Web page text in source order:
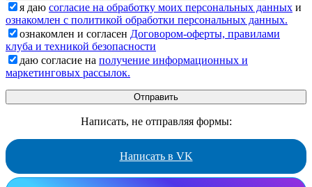
я даю согласие на обработку моих персональных данных и
ознакомлен с политикой обработки персональных данных.
ознакомлен и согласен Договором-оферты, правилами
клуба и техникой безопасности
даю согласие на получение информационных и
маркетинговых рассылок.
Написать, не отправляя формы:
Написать в VK